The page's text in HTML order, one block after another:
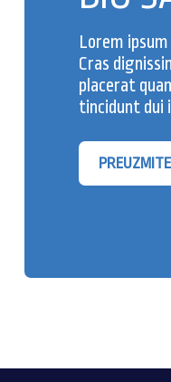
Lorem
Cras
placerat
tincidunt dui